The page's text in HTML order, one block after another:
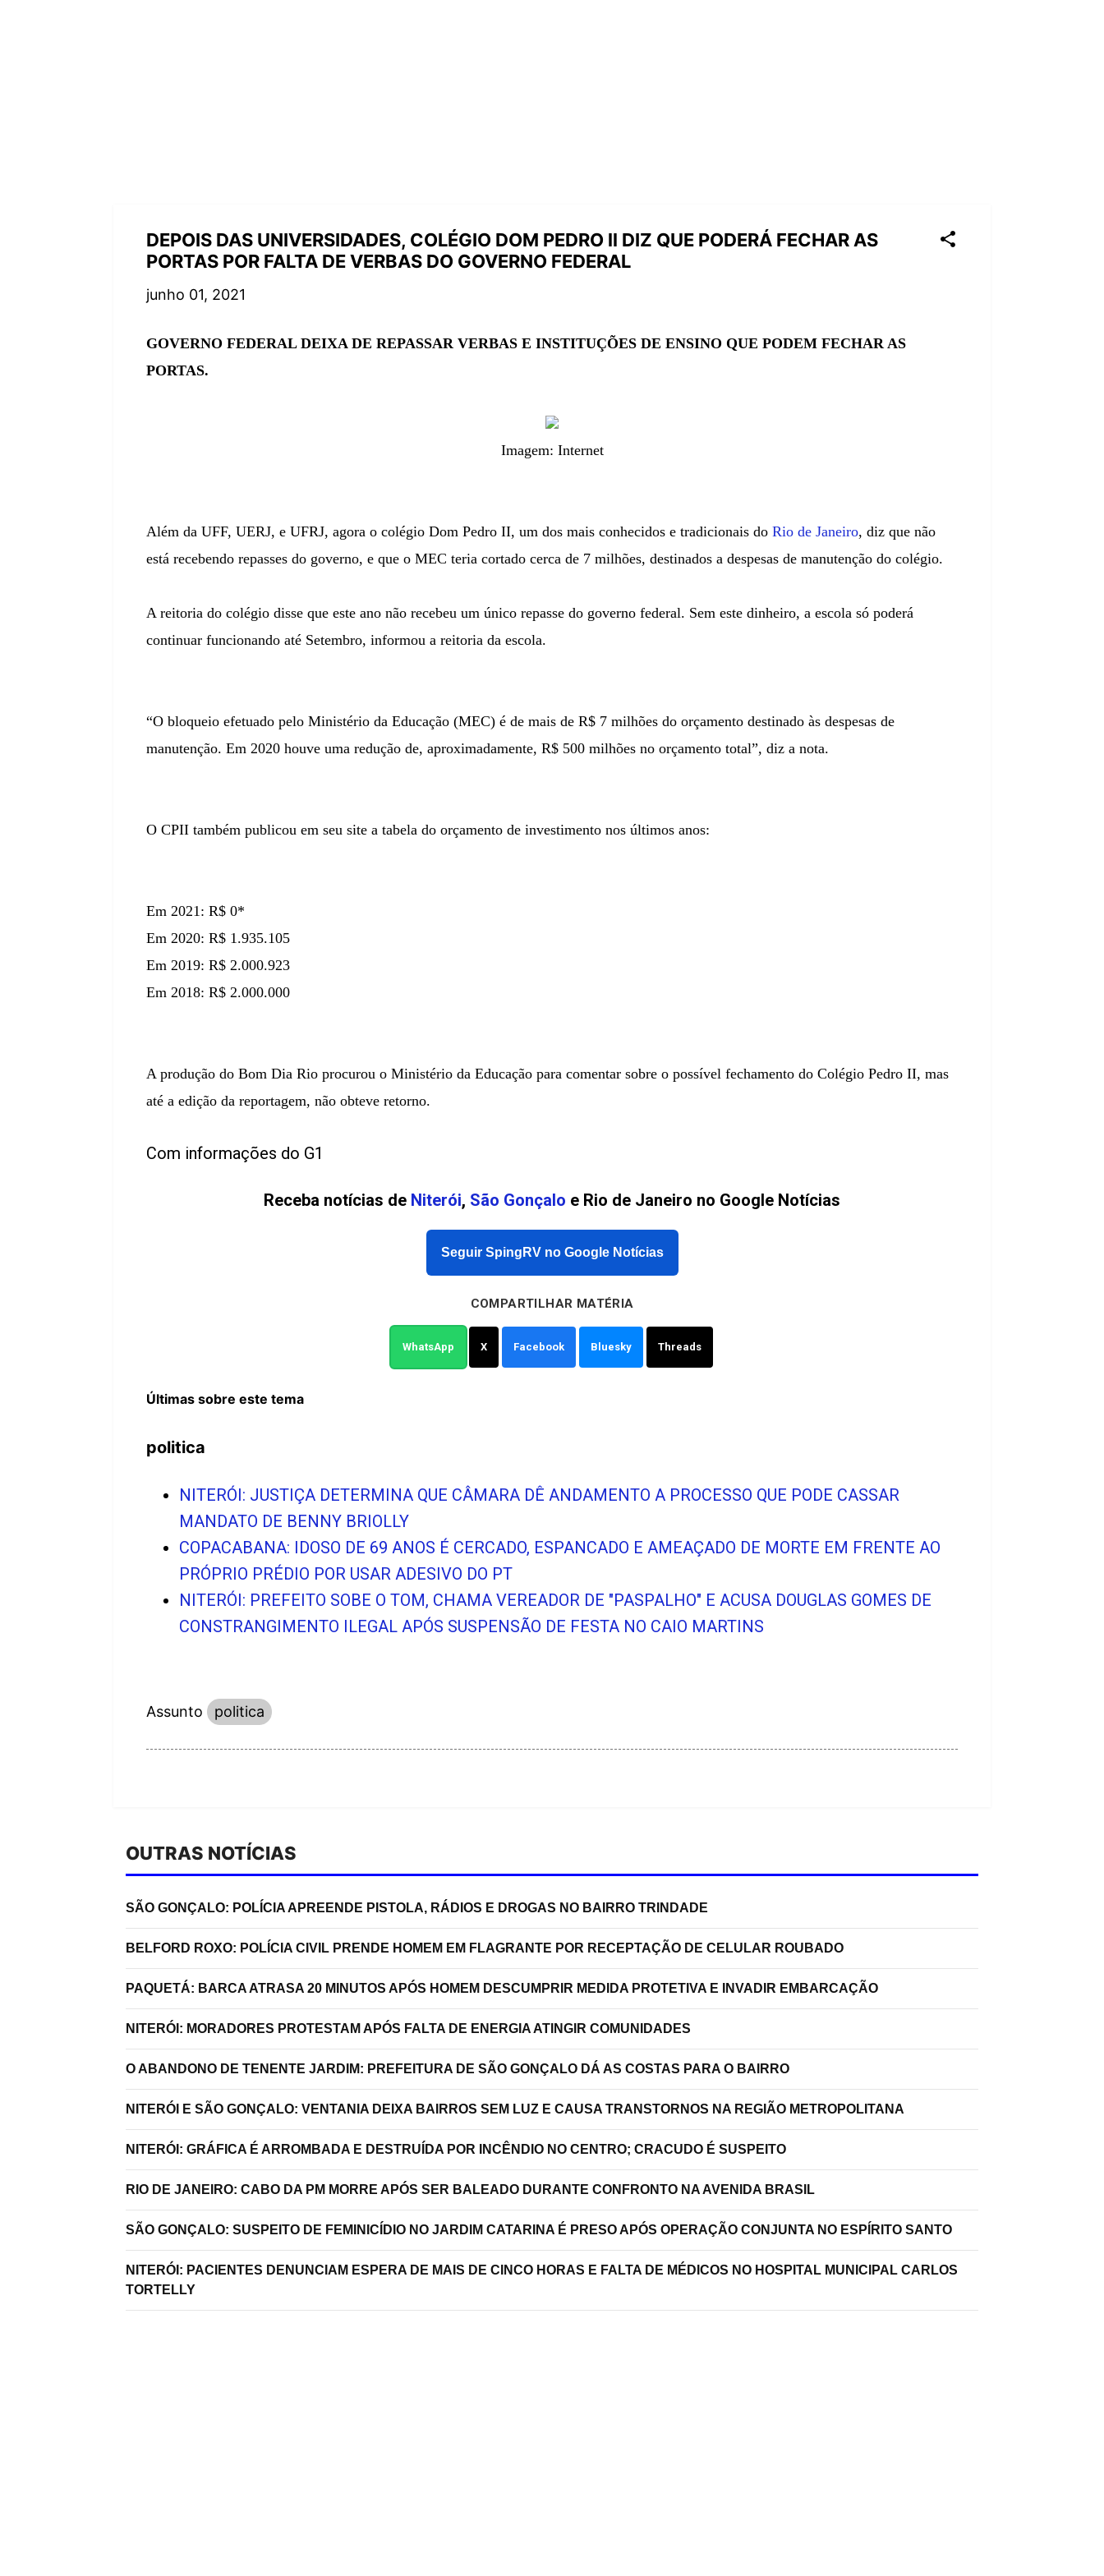
DEPOIS DAS UNIVERSIDADES, COLÉGIO DOM PEDRO ll DIZ QUE PODERÁ FECHAR AS
PORTAS POR FALTA DE VERBAS DO GOVERNO FEDERAL
junho 01, 2021
GOVERNO FEDERAL DEIXA DE REPASSAR VERBAS E INSTITUÇÕES DE ENSINO QUE PODEM FECHAR AS
PORTAS.
Imagem: Internet
Além da UFF, UERJ, e UFRJ, agora o colégio Dom Pedro II, um dos mais conhecidos e tradicionais do Rio de Janeiro, diz que não
está recebendo repasses do governo, e que o MEC teria cortado cerca de 7 milhões, destinados a despesas de manutenção do colégio.
A reitoria do colégio disse que este ano não recebeu um único repasse do governo federal. Sem este dinheiro, a escola só poderá
continuar funcionando até Setembro, informou a reitoria da escola.
“O bloqueio efetuado pelo Ministério da Educação (MEC) é de mais de R$ 7 milhões do orçamento destinado às despesas de
manutenção. Em 2020 houve uma redução de, aproximadamente, R$ 500 milhões no orçamento total”, diz a nota.
O CPII também publicou em seu site a tabela do orçamento de investimento nos últimos anos:
Em 2021: R$ 0*
Em 2020: R$ 1.935.105
Em 2019: R$ 2.000.923
Em 2018: R$ 2.000.000
A produção do Bom Dia Rio procurou o Ministério da Educação para comentar sobre o possível fechamento do Colégio Pedro II, mas
até a edição da reportagem, não obteve retorno.
Com informações do G1
Receba notícias de Niterói, São Gonçalo e Rio de Janeiro no Google Notícias
Seguir SpingRV no Google Notícias
COMPARTILHAR MATÉRIA
WhatsApp X Facebook Bluesky Threads
Últimas sobre este tema
politica
NITERÓI: JUSTIÇA DETERMINA QUE CÂMARA DÊ ANDAMENTO A PROCESSO QUE PODE CASSAR
MANDATO DE BENNY BRIOLLY
COPACABANA: IDOSO DE 69 ANOS É CERCADO, ESPANCADO E AMEAÇADO DE MORTE EM FRENTE AO
PRÓPRIO PRÉDIO POR USAR ADESIVO DO PT
NITERÓI: PREFEITO SOBE O TOM, CHAMA VEREADOR DE "PASPALHO" E ACUSA DOUGLAS GOMES DE
CONSTRANGIMENTO ILEGAL APÓS SUSPENSÃO DE FESTA NO CAIO MARTINS
Assunto politica
OUTRAS NOTÍCIAS
SÃO GONÇALO: POLÍCIA APREENDE PISTOLA, RÁDIOS E DROGAS NO BAIRRO TRINDADE
BELFORD ROXO: POLÍCIA CIVIL PRENDE HOMEM EM FLAGRANTE POR RECEPTAÇÃO DE CELULAR ROUBADO
PAQUETÁ: BARCA ATRASA 20 MINUTOS APÓS HOMEM DESCUMPRIR MEDIDA PROTETIVA E INVADIR EMBARCAÇÃO
NITERÓI: MORADORES PROTESTAM APÓS FALTA DE ENERGIA ATINGIR COMUNIDADES
O ABANDONO DE TENENTE JARDIM: PREFEITURA DE SÃO GONÇALO DÁ AS COSTAS PARA O BAIRRO
NITERÓI E SÃO GONÇALO: VENTANIA DEIXA BAIRROS SEM LUZ E CAUSA TRANSTORNOS NA REGIÃO METROPOLITANA
NITERÓI: GRÁFICA É ARROMBADA E DESTRUÍDA POR INCÊNDIO NO CENTRO; CRACUDO É SUSPEITO
RIO DE JANEIRO: CABO DA PM MORRE APÓS SER BALEADO DURANTE CONFRONTO NA AVENIDA BRASIL
SÃO GONÇALO: SUSPEITO DE FEMINICÍDIO NO JARDIM CATARINA É PRESO APÓS OPERAÇÃO CONJUNTA NO ESPÍRITO SANTO
NITERÓI: PACIENTES DENUNCIAM ESPERA DE MAIS DE CINCO HORAS E FALTA DE MÉDICOS NO HOSPITAL MUNICIPAL CARLOS
TORTELLY